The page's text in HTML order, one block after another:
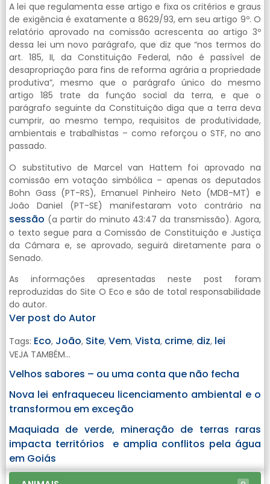
A lei que regulamenta esse artigo e fixa os critérios e graus
de exigência é exatamente a 8629/93, em seu artigo 9º. O
relatório aprovado na comissão acrescenta ao artigo 3º
dessa lei um novo parágrafo, que diz que “nos termos do
art. 185, II, da Constituição Federal, não é passível de
desapropriação para fins de reforma agrária a propriedade
produtiva”, mesmo que o parágrafo único do mesmo
artigo 185 trate da função social da terra, e que o
parágrafo seguinte da Constituição diga que a terra deva
cumprir, ao mesmo tempo, requisitos de produtividade,
ambientais e trabalhistas – como reforçou o STF, no ano
passado.
O substitutivo de Marcel van Hattem foi aprovado na
comissão em votação simbólica – apenas os deputados
Bohn Gass (PT-RS), Emanuel Pinheiro Neto (MDB-MT) e
João Daniel (PT-SE) manifestaram voto contrário na
sessão (a partir do minuto 43:47 da transmissão). Agora,
o texto segue para a Comissão de Constituição e Justiça
da Câmara e, se aprovado, seguirá diretamente para o
Senado.
As informações apresentadas neste post foram
reproduzidas do Site O Eco e são de total responsabilidade
do autor.
Ver post do Autor
Tags: Eco, João, Site, Vem, Vista, crime, diz, lei
VEJA TAMBÉM...
Velhos sabores – ou uma conta que não fecha
Nova lei enfraqueceu licenciamento ambiental e o
transformou em exceção
Maquiada de verde, mineração de terras raras
impacta territórios e amplia conflitos pela água
em Goiás